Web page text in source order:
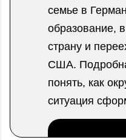
семье в
образование,
страну и
США.
понять, как
ситуация
.